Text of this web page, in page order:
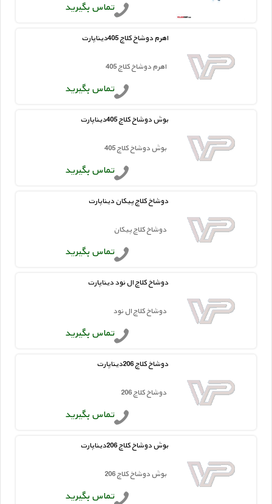
تماس بگیرید
اهرم دوشاخ کلاچ 405دیناپارت
اهرم دوشاخ کلاچ 405
تماس بگیرید
بوش دوشاخ کلاچ 405دیناپارت
بوش دوشاخ کلاچ 405
تماس بگیرید
دوشاخ کلاچ پیکان دیناپارت
دوشاخ کلاچ پیکان
تماس بگیرید
دوشاخ کلاچ ال نود دیناپارت
دوشاخ کلاچ ال نود
تماس بگیرید
دوشاخ کلاچ 206دیناپارت
دوشاخ کلاچ 206
تماس بگیرید
بوش دوشاخ کلاچ 206دیناپارت
بوش دوشاخ کلاچ 206
تماس بگیرید